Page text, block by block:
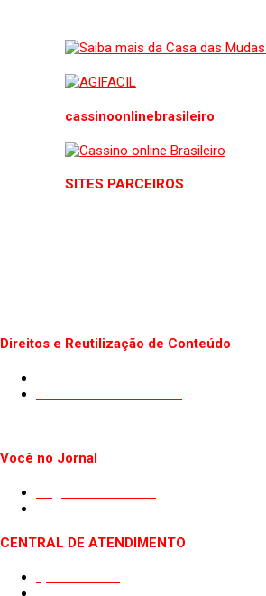
cassinoonlinebrasileiro
SITES PARCEIROS
Direitos e Reutilização de Conteúdo
Você no Jornal
CENTRAL DE ATENDIMENTO